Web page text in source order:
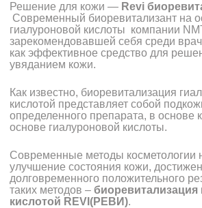
Решение для кожи — Revi
Современный биоревитализант на
гиалуроновой кислоты компании
зарекомендовавшей себя среди
как эффективное средство для
увяданием кожи.
Как известно, биоревитализация
кислотой представляет собой
определенного препарата, в основе
основе гиалуроновой кислоты.
Современные методы косметологии
улучшение состояния кожи,
долговременного положительного
таких методов –биоревитализация
кислотой REVI (РЕВИ).